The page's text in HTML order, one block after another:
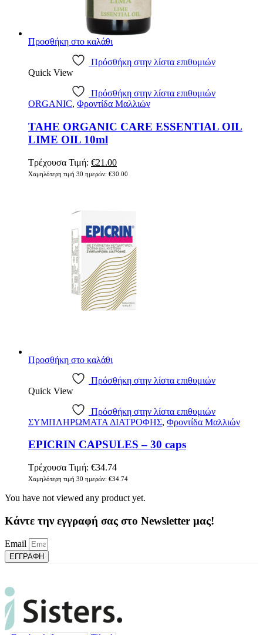
Προσθήκη στο καλάθι
Πρόσθήκη στην λίστα επιθυμιών
Quick View
Πρόσθήκη στην λίστα επιθυμιών
ORGANIC, Φροντίδα Μαλλιών
TAHE ORGANIC CARE ESSENTIAL OIL
LIME OIL 10ml
Τρέχουσα Τιμή: Original
price
€21.00Η
τρέχουσα
Χαμηλότερη τιμή 30 ημερών: €30.00
Προσθήκη στο καλάθι
Πρόσθήκη στην λίστα επιθυμιών
Quick View
Πρόσθήκη στην λίστα επιθυμιών
ΣΥΜΠΛΗΡΩΜΑΤΑ ΔΙΑΤΡΟΦΗΣ, Φροντίδα Μαλλιών
EPICRIN CAPSULES – 30 caps
Τρέχουσα Τιμή: €34.74
Χαμηλότερη τιμή 30 ημερών: €34.74
You have not viewed any product yet.
Κάντε την εγγραφή σας στο Newsletter μας!
Email
ΕΓΓΡΑΦΗ